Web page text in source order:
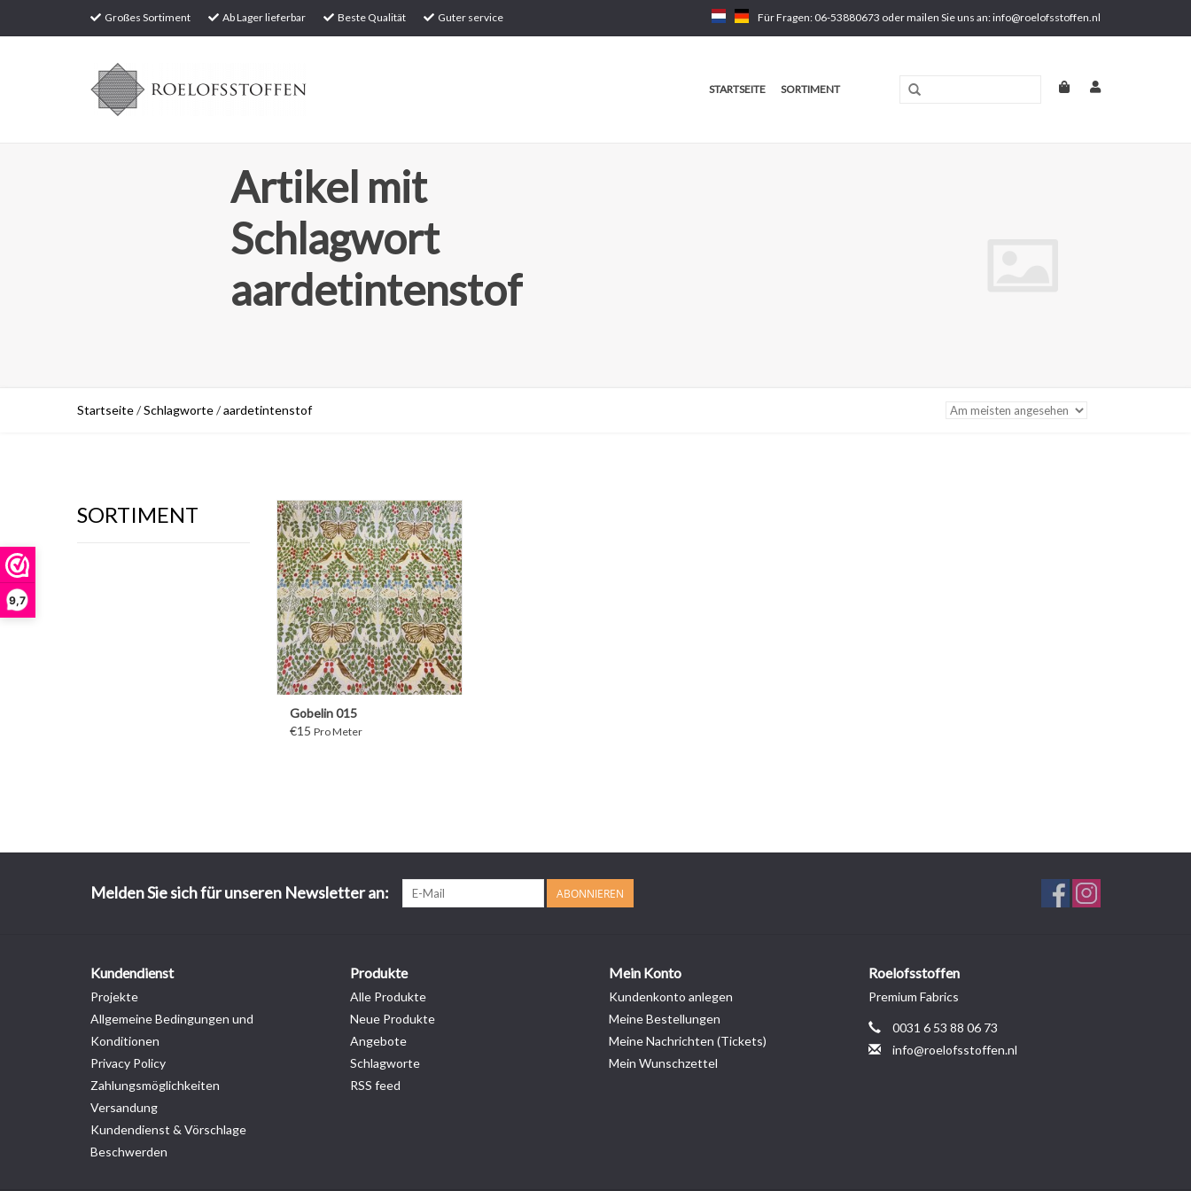
9,7
Großes Sortiment Ab Lager lieferbar Beste Qualität Guter service Für Fragen: 06-53880673 oder mailen Sie uns an:info@roelofsstoffen.nl
STARTSEITE SORTIMENT
Artikel mit
Schlagwort
aardetintenstof
Startseite/Schlagworte/aardetintenstof
SORTIMENT
WEITER
Gobelin 015
€15 Pro Meter
Melden Sie sich für unseren Newsletter an: ABONNIEREN
Kundendienst
Projekte
Allgemeine Bedingungen und
Konditionen
Privacy Policy
Zahlungsmöglichkeiten
Versandung
Kundendienst & Vörschlage
Beschwerden
Produkte
Alle Produkte
Neue Produkte
Angebote
Schlagworte
RSS feed
Mein Konto
Kundenkonto anlegen
Meine Bestellungen
Meine Nachrichten (Tickets)
Mein Wunschzettel
Roelofsstoffen
Premium Fabrics
0031 6 53 88 06 73
info@roelofsstoffen.nl